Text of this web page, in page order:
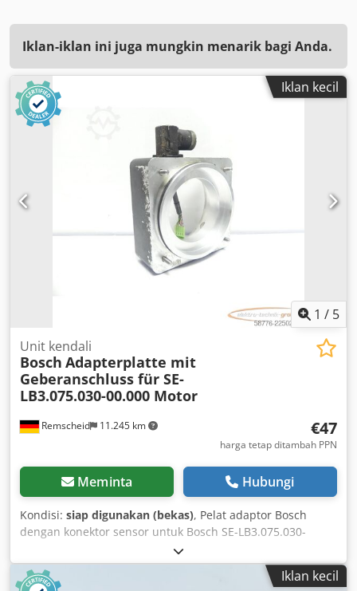
Iklan-iklan ini juga mungkin menarik bagi Anda.
Iklan kecil
1 / 5
Remscheid 11.245 km
Unit kendali
Bosch Adapterplatte mit
Geberanschluss für SE-
LB3.075.030-00.000 Motor
€47
harga tetap ditambah PPN
Meminta Hubungi
Kondisi: siap digunakan (bekas), Pelat adaptor Bosch
dengan konektor sensor untuk Bosch SE-LB3.075.030-
00.000 / Encoder rotasi ERN 221.2133-1000, bekas, kondisi
baik, berfungsi 100%, isi paket sesuai foto. Dedezr Dc
Dopfx Ac Uokr
Iklan kecil